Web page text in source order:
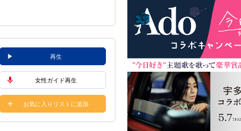
再生
女性ガイド再生
お気に入りリストに追加